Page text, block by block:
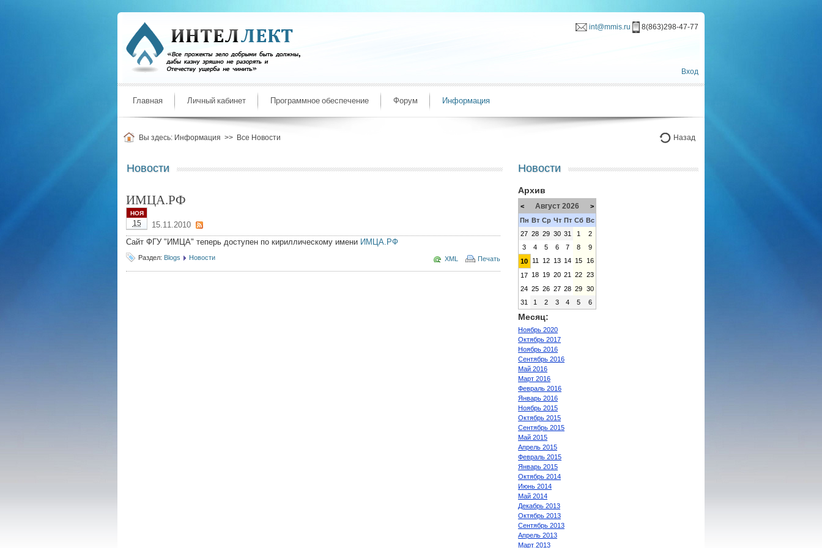
int@mmis.ru 8(863)298-47-77
Вход
Главная Личный кабинет Программное обеспечение Форум Информация
Вы здесь: Информация >> Все Новости Назад
Новости
ИМЦА.РФ
НОЯ
15
15.11.2010
Сайт ФГУ "ИМЦА" теперь доступен по кириллическому имени ИМЦА.РФ
XML Печать
Раздел: Blogs Новости
Новости
Архив
< Август 2026
>
Пн Вт Ср Чт Пт Сб Вс
27 28 29 30 31 1
2
3
4 5 6 7 8
9
10
11 12 13 14 15
16
17 18 19 20 21 22 23
24 25 26 27 28 29 30
31
1 2 3 4 5 6
Месяц:
Ноябрь 2020
Октябрь 2017
Ноябрь 2016
Сентябрь 2016
Май 2016
Март 2016
Февраль 2016
Январь 2016
Ноябрь 2015
Октябрь 2015
Сентябрь 2015
Май 2015
Апрель 2015
Февраль 2015
Январь 2015
Октябрь 2014
Июнь 2014
Май 2014
Декабрь 2013
Октябрь 2013
Сентябрь 2013
Апрель 2013
Март 2013